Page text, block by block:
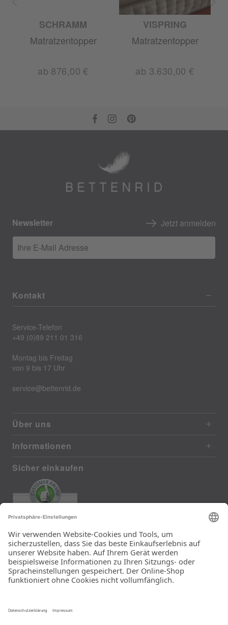
SCHRAMM
Matratzentopper
ab 876,00 €
VISPRING
Matratzentopper
ab 3.630,00 €
Newsletter Jetzt anmelden
Ihre E-Mail Adresse
Kontakt
Service-Telefon
+49 (0)89 211 01 316
Montag bis Freitag
von 9 bis 17 Uhr
service@bettenrid.de
Über uns
Informationen
Sicher einkaufen
385 reviews from real customers
(last 12 months)
Total: 11283
Die Auswahl und die
Einfachheit der
Bestellung.